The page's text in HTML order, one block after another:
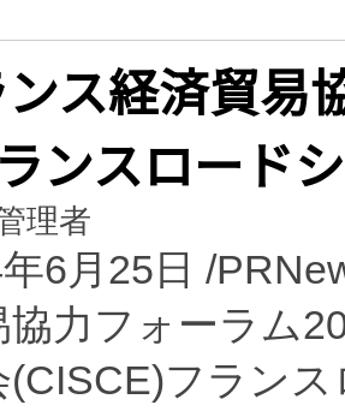
ス経済貿易
ンスロード
理者
6月25日 /
協力フォーラム
(CISCE)フラン